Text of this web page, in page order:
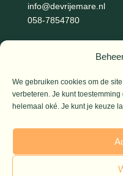
We gebruiken cookies om de
verbeteren. Je kunt
helemaal oké. Je kunt je keuze
info@devrijemare.nl
058-7854780
Gerold Febis, Johanna
Blom (artikelen), Iris